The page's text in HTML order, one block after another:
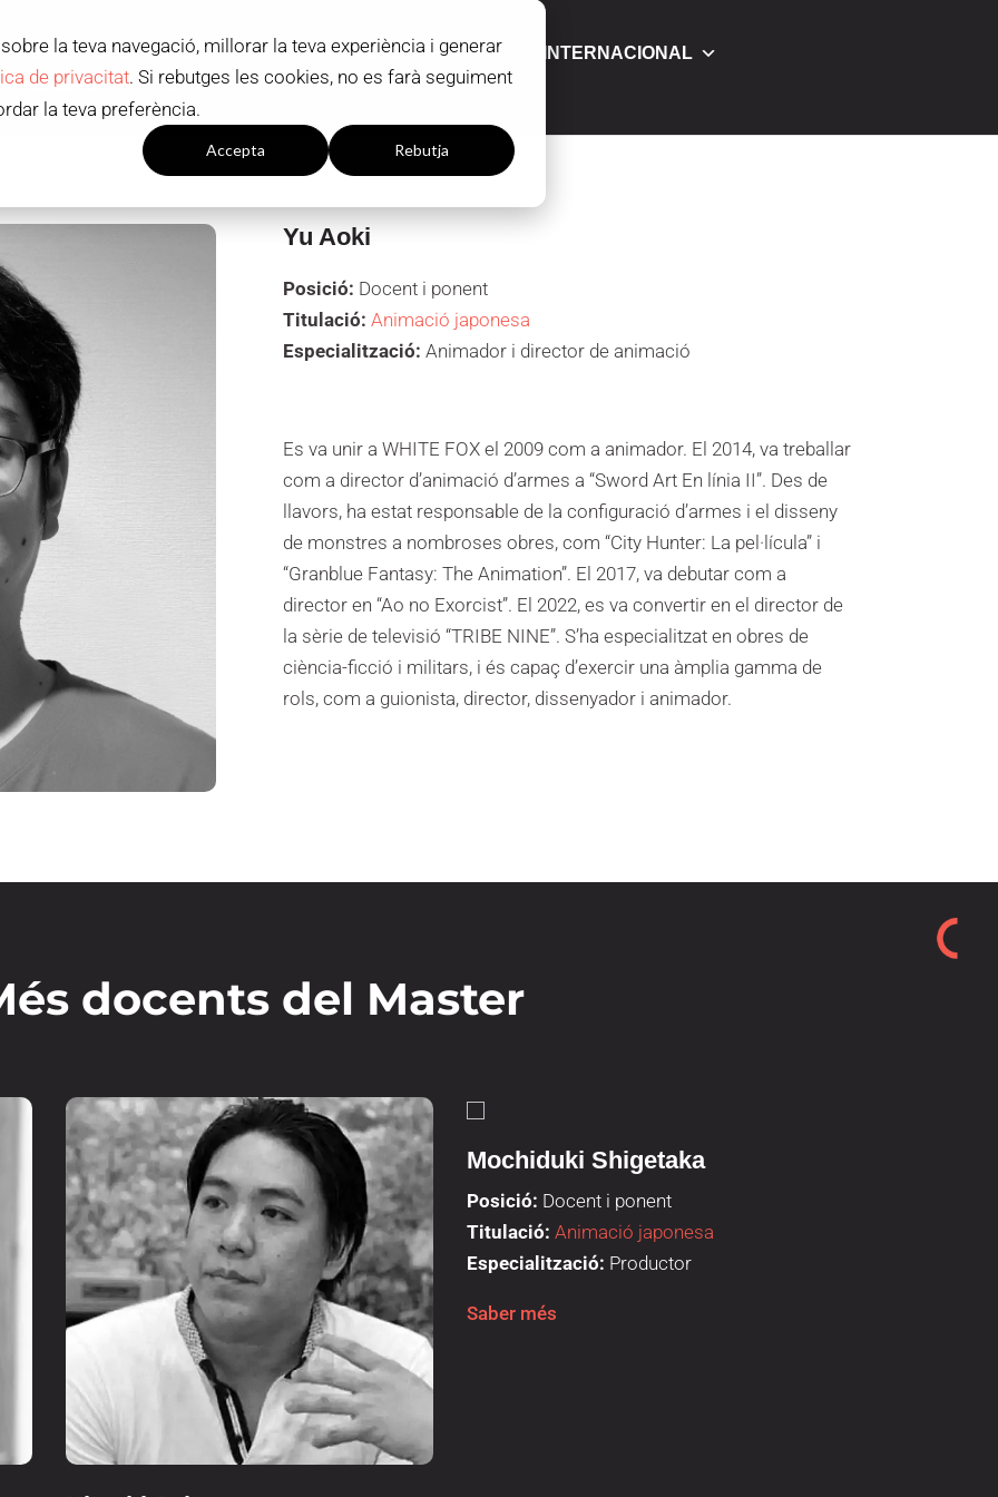
la teva navegació, millorar la teva experiència i generar
de privacitat. Si rebutges les cookies, no es farà seguiment
la teva preferència.
Accepta Rebutja
ADMISSIÓ I BEQUES OFERTA ACADÈMICA INTERNACIONAL
Contacte CA
Yu Aoki
Posició: Docent i ponent
Titulació: Animació japonesa
Especialització: Animador i director de animació
Es va unir a WHITE FOX el 2009 com a animador. El 2014, va treballar
com a director d’animació d’armes a “Sword Art En línia II”. Des de
llavors, ha estat responsable de la configuració d’armes i el disseny
de monstres a nombroses obres, com “City Hunter: La pel·lícula” i
“Granblue Fantasy: The Animation”. El 2017, va debutar com a
director en “Ao no Exorcist”. El 2022, es va convertir en el director de
la sèrie de televisió “TRIBE NINE”. S’ha especialitzat en obres de
ciència-ficció i militars, i és capaç d’exercir una àmplia gamma de
rols, com a guionista, director, dissenyador i animador.
docents del Master
Mochiduki Shigetaka
Posició: Docent i ponent
Titulació: Animació japonesa
Especialització: Productor
Saber més